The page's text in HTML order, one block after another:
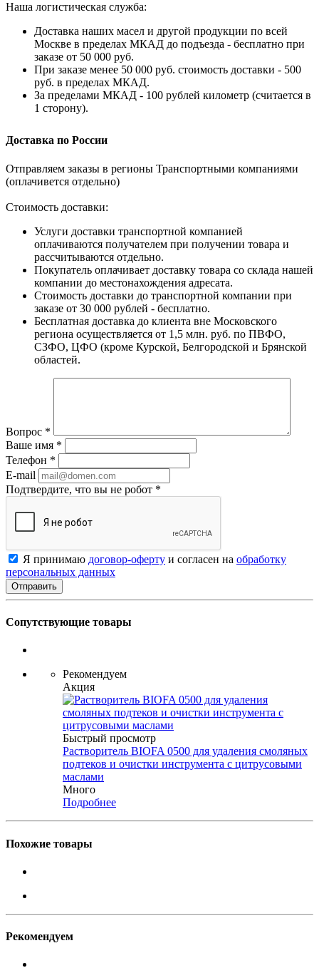
Наша логистическая служба:
Доставка наших масел и другой продукции по всей
Москве в пределах МКАД до подъезда - бесплатно при
заказе от 50 000 руб.
При заказе менее 50 000 руб. стоимость доставки - 500
руб. в пределах МКАД.
За пределами МКАД - 100 рублей километр (считается в
1 сторону).
Доставка по России
Отправляем заказы в регионы Транспортными компаниями
(оплачивется отдельно)
Стоимость доставки:
Услуги доставки транспортной компанией
оплачиваются получателем при получении товара и
рассчитываются отдельно.
Покупатель оплачивает доставку товара со склада нашей
компании до местонахождения адресата.
Стоимость доставки до транспортной компании при
заказе от 30 000 рублей - бесплатно.
Бесплатная доставка до клиента вне Московского
региона осуществляется от 1,5 млн. руб. по ПВФО,
СЗФО, ЦФО (кроме Курской, Белгородской и Брянской
областей.
Вопрос *
Ваше имя *
Телефон *
E-mail
Подтвердите, что вы не робот *
Я принимаю договор-оферту и согласен на обработку
персональных данных
Сопутствующие товары
Рекомендуем
Акция
Быстрый просмотр
Растворитель BIOFA 0500 для удаления смоляных
подтеков и очистки инструмента с цитрусовыми
маслами
Много
Подробнее
Похожие товары
Рекомендуем